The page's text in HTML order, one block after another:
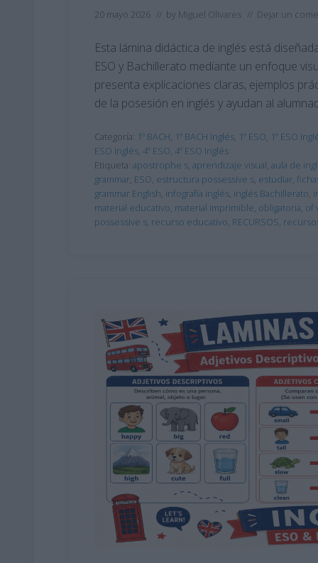
20 mayo 2026 // by Miguel Olivares // Dejar un
Esta lámina didáctica de inglés está
ESO y Bachillerato mediante un enfoque
presenta explicaciones claras, ejemplos
de la posesión en inglés y ayudan al
Categoría: 1º BACH, 1º BACH Inglés, 1º ESO, 1º ESO
ESO Inglés, 4º ESO, 4º ESO Inglés
Etiqueta: apostrophe s, aprendizaje visual, aula de
grammar, ESO, estructura possessive s, estudiar,
grammar English, infografía inglés, inglés Bachillerato,
material educativo, material imprimible, obligatoria, of
possessive s, recurso educativo, RECURSOS,